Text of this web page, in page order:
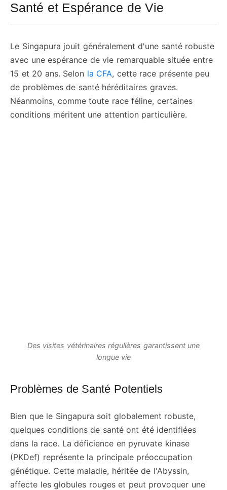
Santé et Espérance de Vie
Le Singapura jouit généralement d'une santé robuste
avec une espérance de vie remarquable située entre
15 et 20 ans. Selon la CFA, cette race présente peu
de problèmes de santé héréditaires graves.
Néanmoins, comme toute race féline, certaines
conditions méritent une attention particulière.
Des visites vétérinaires régulières garantissent une
longue vie
Problèmes de Santé Potentiels
Bien que le Singapura soit globalement robuste,
quelques conditions de santé ont été identifiées
dans la race. La déficience en pyruvate kinase
(PKDef) représente la principale préoccupation
génétique. Cette maladie, héritée de l'Abyssin,
affecte les globules rouges et peut provoquer une